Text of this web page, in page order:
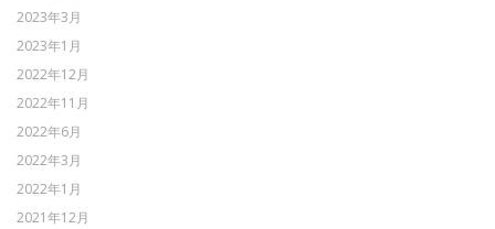
2023年3月
2023年1月
2022年12月
2022年11月
2022年6月
2022年3月
2022年1月
2021年12月